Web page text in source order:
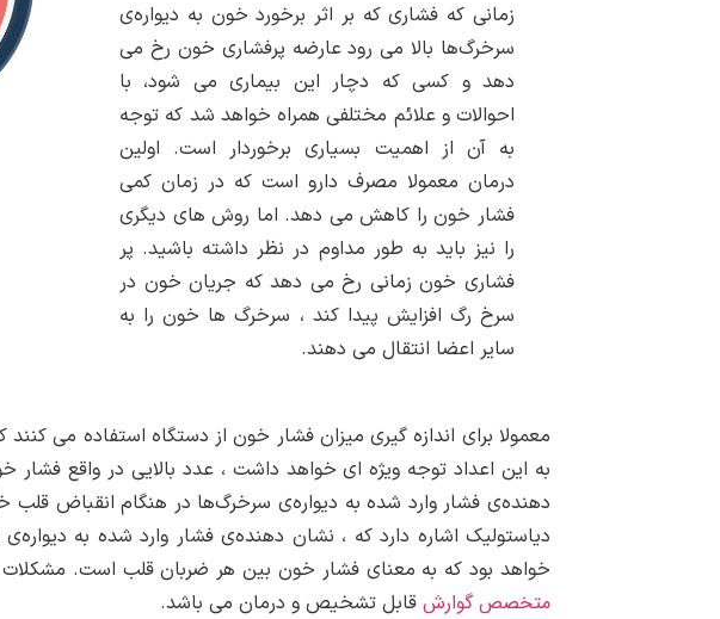
زمانی که فشاری که بر اثر برخورد خون به دیواره‌ی
سرخرگ‌ها بالا می رود عارضه پرفشاری خون رخ می
دهد و کسی که دچار این بیماری می شود، با
احوالات و علائم مختلفی همراه خواهد شد که توجه
به آن از اهمیت بسیاری برخوردار است. اولین
درمان معمولا مصرف دارو است که در زمان کمی
فشار خون را کاهش می دهد. اما روش های دیگری
را نیز باید به طور مداوم در نظر داشته باشید. پر
فشاری خون زمانی رخ می دهد که جریان خون در
سرخ رگ افزایش پیدا کند ، سرخرگ ها خون را به
سایر اعضا انتقال می دهند.
معمولا برای اندازه گیری میزان فشار خون از دستگاه استفاده می
به این اعداد توجه ویژه ای خواهد داشت ، عدد بالایی در واقع
دهنده‌ی فشار وارد شده به دیواره‌ی سرخرگ‌ها در هنگام انقباض قلب
دیاستولیک اشاره دارد که ، نشان دهنده‌ی فشار وارد شده به
خواهد بود که به معنای فشار خون بین هر ضربان قلب است.
متخصص گوارش قابل تشخیص و درمان می باشد.